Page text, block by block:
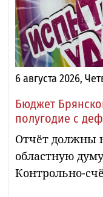
6 августа 2026,
Бюджет
полугодие с
Отчёт должны
областную
Контрольно-